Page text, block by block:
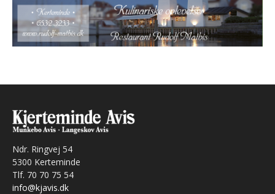
Ndr. Ringvej 54
5300 Kerteminde
Tlf. 70 70 75 54
info@kjavis.dk